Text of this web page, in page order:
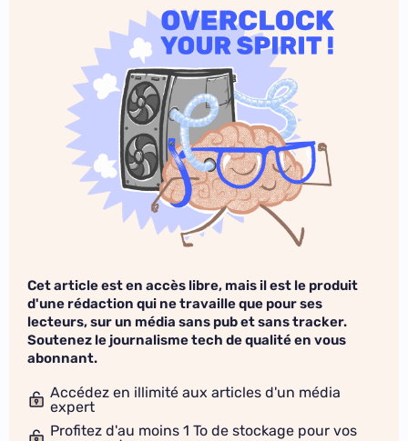
Cet article est en accès libre, mais il est le produit
d'une rédaction qui ne travaille que pour ses
lecteurs, sur un média sans pub et sans tracker.
Soutenez le journalisme tech de qualité en vous
abonnant.
Accédez en illimité aux articles d'un média
expert
Profitez d'au moins 1 To de stockage pour vos